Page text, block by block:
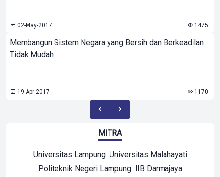
02-May-2017 1475
Membangun Sistem Negara yang Bersih dan Berkeadilan
Tidak Mudah
19-Apr-2017 1170
MITRA
Universitas Lampung Universitas Malahayati
Politeknik Negeri Lampung IIB Darmajaya